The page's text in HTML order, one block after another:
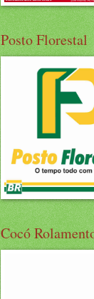
Posto Florestal
Cocó